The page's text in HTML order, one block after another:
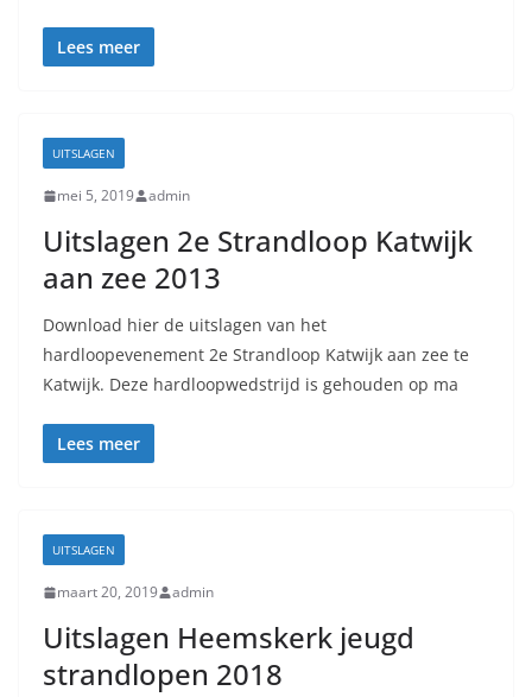
Lees meer
UITSLAGEN
mei 5, 2019 admin
Uitslagen 2e Strandloop Katwijk
aan zee 2013
Download hier de uitslagen van het
hardloopevenement 2e Strandloop Katwijk aan zee te
Katwijk. Deze hardloopwedstrijd is gehouden op ma
Lees meer
UITSLAGEN
maart 20, 2019 admin
Uitslagen Heemskerk jeugd
strandlopen 2018